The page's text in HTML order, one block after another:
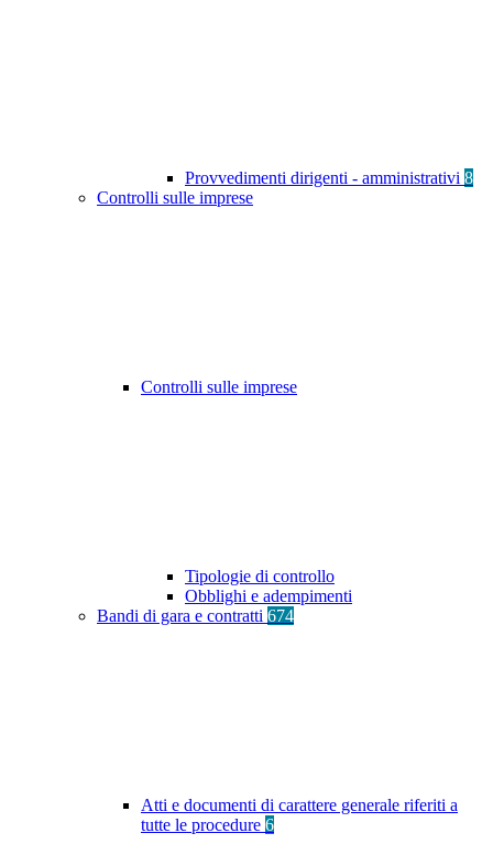
Provvedimenti dirigenti - amministrativi 8
Controlli sulle imprese
Controlli sulle imprese
Tipologie di controllo
Obblighi e adempimenti
Bandi di gara e contratti 674
Atti e documenti di carattere generale riferiti a
tutte le procedure 6